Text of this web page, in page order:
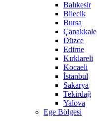
Balıkesir
Bilecik
Bursa
Çanakkale
Düzce
Edirne
Kırklareli
Kocaeli
İstanbul
Sakarya
Tekirdağ
Yalova
Ege Bölgesi